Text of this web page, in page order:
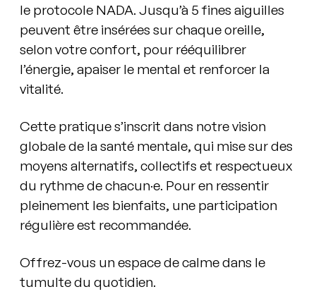
le protocole NADA. Jusqu’à 5 fines aiguilles
peuvent être insérées sur chaque oreille,
selon votre confort, pour rééquilibrer
l’énergie, apaiser le mental et renforcer la
vitalité.
Cette pratique s’inscrit dans notre vision
globale de la santé mentale, qui mise sur des
moyens alternatifs, collectifs et respectueux
du rythme de chacun·e. Pour en ressentir
pleinement les bienfaits, une participation
régulière est recommandée.
Offrez-vous un espace de calme dans le
tumulte du quotidien.